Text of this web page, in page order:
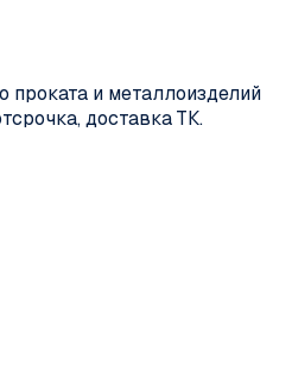
проката и металлоизделий
доставка ТК.